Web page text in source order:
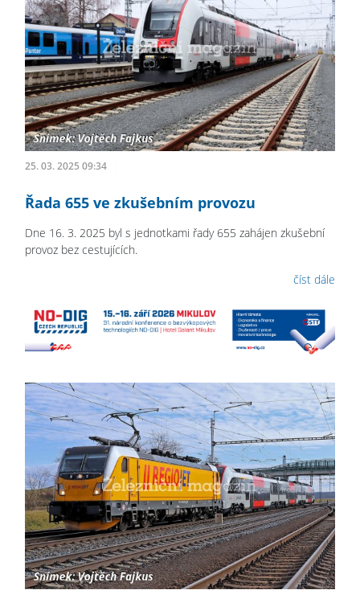
25. 03. 2025 09:34
Řada 655 ve zkušebním provozu
Dne 16. 3. 2025 byl s jednotkami řady 655 zahájen zkušební
provoz bez cestujících.
číst dále